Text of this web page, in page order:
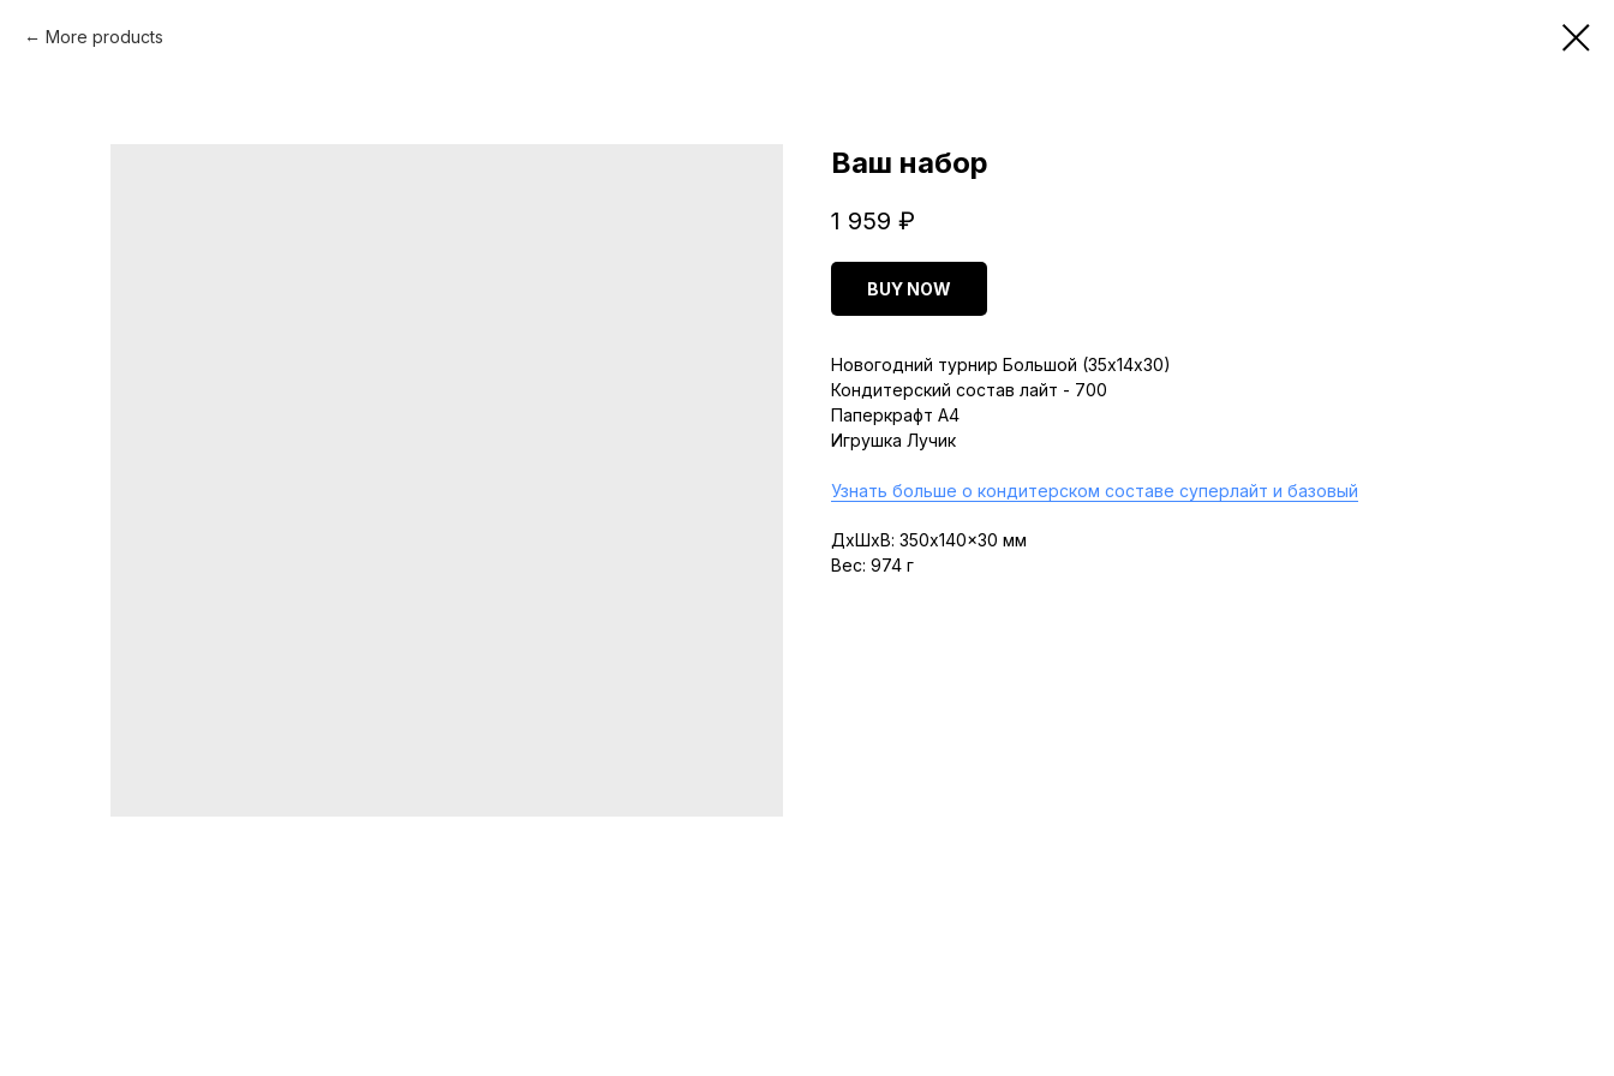
More products
Ваш набор
1 959 ₽
BUY NOW
Новогодний турнир Большой (35х14х30)
Кондитерский состав лайт - 700
Паперкрафт A4
Игрушка Лучик
Узнать больше о кондитерском составе суперлайт и базовый
ДxШxВ: 350x140x30 мм
Вес: 974 г